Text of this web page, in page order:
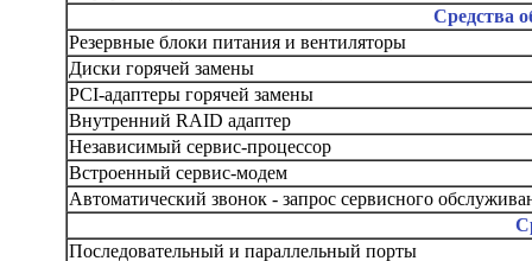
Средства
Резервные блоки питания и вентиляторы
Диски горячей замены
PCI-адаптеры горячей замены
Внутренний RAID адаптер
Независимый сервис-процессор
Встроенный сервис-модем
Автоматический звонок - запрос сервисного
Последовательный и параллельный порты